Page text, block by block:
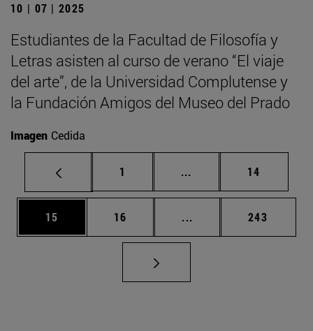
10 | 07 | 2025
Estudiantes de la Facultad de Filosofía y
Letras asisten al curso de verano “El viaje
del arte”, de la Universidad Complutense y
la Fundación Amigos del Museo del Prado
Imagen Cedida
Página
1 ... Páginas intermedias
Página
14
Página
15 Página
16 ... Páginas intermedias
Página
243